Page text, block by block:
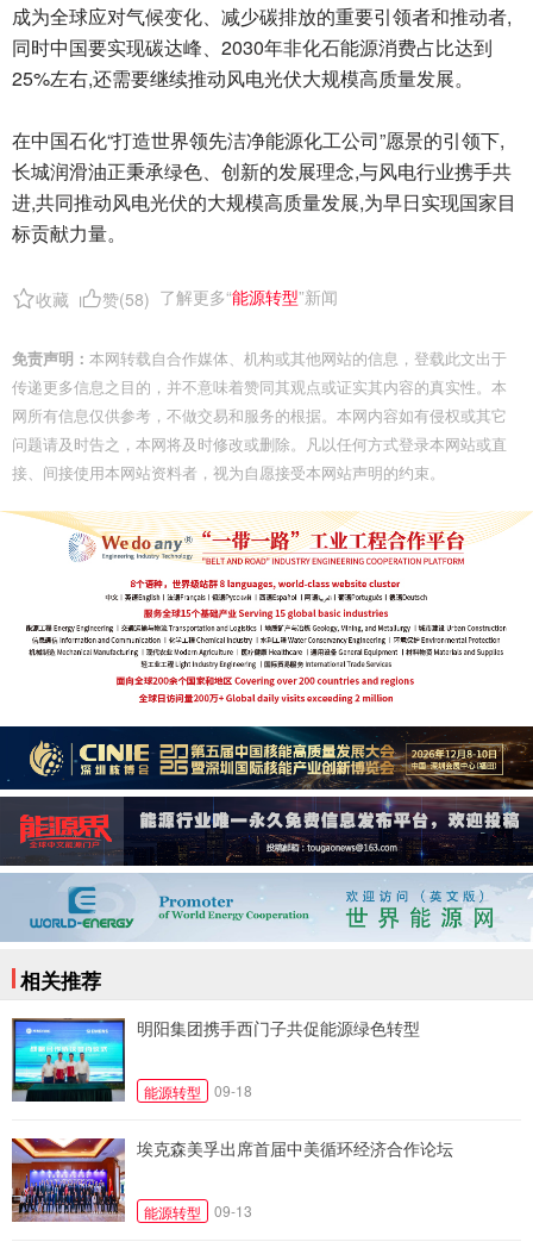
成为全球应对气候变化、减少碳排放的重要引领者和推动者,
同时中国要实现碳达峰、2030年非化石能源消费占比达到
25%左右,还需要继续推动风电光伏大规模高质量发展。
在中国石化“打造世界领先洁净能源化工公司”愿景的引领下,
长城润滑油正秉承绿色、创新的发展理念,与风电行业携手共
进,共同推动风电光伏的大规模高质量发展,为早日实现国家目
标贡献力量。
收藏 赞(58) 了解更多“能源转型”新闻
免责声明： 本网转载自合作媒体、机构或其他网站的信息，登载此文出于
传递更多信息之目的，并不意味着赞同其观点或证实其内容的真实性。本
网所有信息仅供参考，不做交易和服务的根据。本网内容如有侵权或其它
问题请及时告之，本网将及时修改或删除。凡以任何方式登录本网站或直
接、间接使用本网站资料者，视为自愿接受本网站声明的约束。
相关推荐
明阳集团携手西门子共促能源绿色转型
能源转型 09-18
埃克森美孚出席首届中美循环经济合作论坛
能源转型 09-13